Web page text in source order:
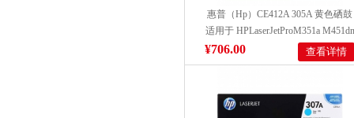
惠普（Hp）CE412A 305A 黄色硒鼓
适用于 HPLaserJetProM351a M451dn
M475dn M375nw 打印量2600页
¥706.00 查看详情